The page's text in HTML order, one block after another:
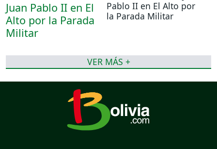
Pablo II en El Alto por
la Parada Militar
VER MÁS +